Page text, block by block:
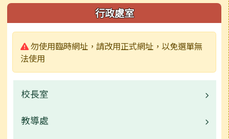
左邊區域內容 行政處室
警告:
勿使用臨時網址，請改用正式網址，以免選單無
法使用
校長室
業務職掌
教導處